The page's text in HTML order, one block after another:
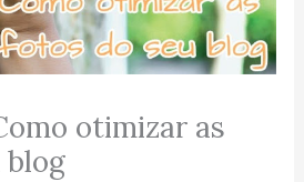
otimizar as
blog